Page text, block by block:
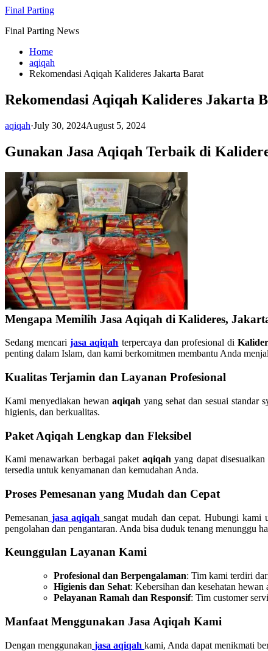
Skip
content
Final Parting
Final Parting News
Home
aqiqah
Rekomendasi Aqiqah Kalideres Jakarta Barat
Rekomendasi Aqiqah Kalideres Jakarta
aqiqah·July 30, 2024August 5, 2024
Gunakan Jasa Aqiqah Terbaik di
Mengapa Memilih Jasa Aqiqah di Kalideres,
Sedang mencarijasa aqiqah terpercaya dan profesional di
penting dalam Islam, dan kami berkomitmen membantu Anda
Kualitas Terjamin dan Layanan Profesional
Kami menyediakan hewanaqiqah yang sehat dan sesuai standar
higienis, dan berkualitas.
Paket Aqiqah Lengkap dan Fleksibel
Kami menawarkan berbagai paket aqiqah yang dapat
tersedia untuk kenyamanan dan kemudahan Anda.
Proses Pemesanan yang Mudah dan Cepat
Pemesanan jasa aqiqah sangat mudah dan cepat. Hubungi kami
pengolahan dan pengantaran. Anda bisa duduk tenang menunggu
Keunggulan Layanan Kami
Profesional dan Berpengalaman: Tim kami terdiri
Higienis dan Sehat: Kebersihan dan kesehatan
Pelayanan Ramah dan Responsif: Tim customer
Manfaat Menggunakan Jasa Aqiqah Kami
Dengan menggunakan jasa aqiqah kami, Anda dapat menikmati